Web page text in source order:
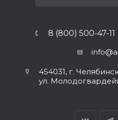
8 (800) 500-47-11
454031, г.
ул.